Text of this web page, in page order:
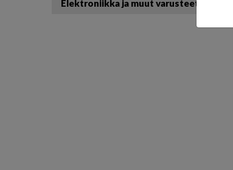
Elektroniikka ja muut varusteet